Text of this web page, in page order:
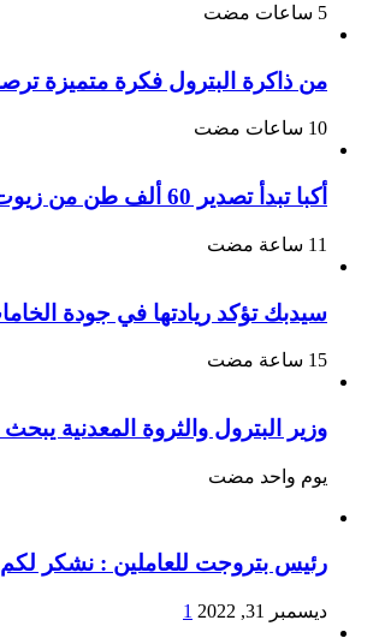
من ذاكرة البترول فكرة متميزة
أكبا تبدأ تصدير 60 ألف طن من زيوت المحركات البحرية للأسواق الخارجية
سيدبك تؤكد ريادتها في جودة
وزير البترول والثروة المعدنية
‏يوم واحد مضت
رئيس بتروجت للعاملين : نشكر لكم
ديسمبر 31, 2022 1